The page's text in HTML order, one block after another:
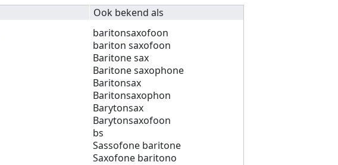
Ook bekend als
baritonsaxofoon
bariton saxofoon
Baritone sax
Baritone saxophone
Baritonsax
Baritonsaxophon
Barytonsax
Barytonsaxofoon
bs
Sassofone baritone
Saxofone baritono